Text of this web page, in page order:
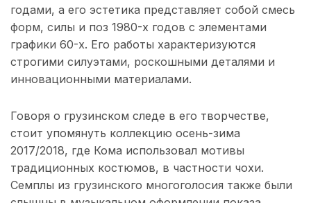
годами, а его эстетика представляет собой смесь
форм, силы и поз 1980-х годов с элементами
графики 60-х. Его работы характеризуются
строгими силуэтами, роскошными деталями и
инновационными материалами.
Говоря о грузинском следе в его творчестве,
стоит упомянуть коллекцию осень-зима
2017/2018, где Кома использовал мотивы
традиционных костюмов, в частности чохи.
Семплы из грузинского многоголосия также были